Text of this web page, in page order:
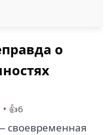
о
• 👍6
своевременная